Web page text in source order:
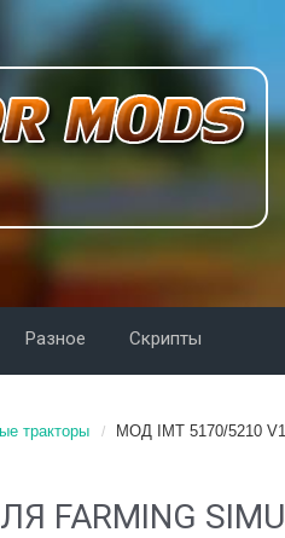
Разное Скрипты
тракторы MOД IMT 5170/5210
FARMING